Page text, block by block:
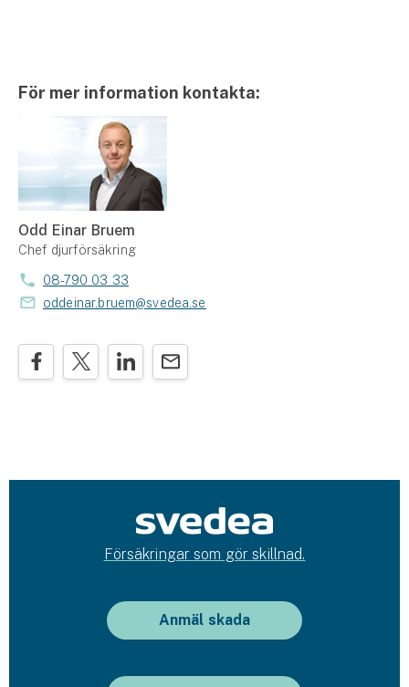
För mer information kontakta:
Odd Einar Bruem
Chef djurförsäkring
08-790 03 33
oddeinar.bruem@svedea.se
Försäkringar som gör skillnad.
Anmäl skada